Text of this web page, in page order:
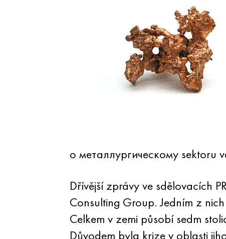
o металлургическому sektoru
Dřívější zprávy ve sdělovacích
Consulting Group. Jedním z
Celkem v zemi působí sedm
Důvodem byla krize v oblasti